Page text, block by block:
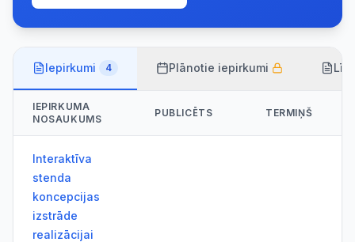
Iepirkumi 4 Plānotie iepirkumi
IEPIRKUMA
NOSAUKUMS
PUBLICĒTS TERMIŅŠ
Interaktīva
stenda
koncepcijas
izstrāde
realizācijai